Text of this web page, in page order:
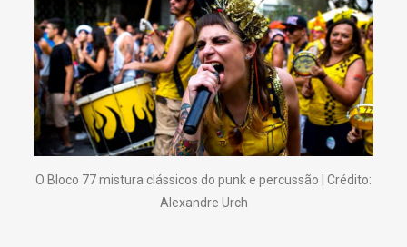
O Bloco 77 mistura clássicos do punk e percussão | Crédito:
Alexandre Urch